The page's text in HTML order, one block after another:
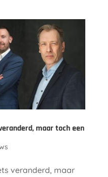
maar toch een
veranderd, maar